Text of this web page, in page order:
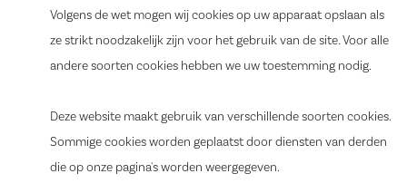
Volgens de wet mogen wij cookies op uw apparaat opslaan als
ze strikt noodzakelijk zijn voor het gebruik van de site. Voor alle
andere soorten cookies hebben we uw toestemming nodig.
Deze website maakt gebruik van verschillende soorten cookies.
Sommige cookies worden geplaatst door diensten van derden
die op onze pagina's worden weergegeven.